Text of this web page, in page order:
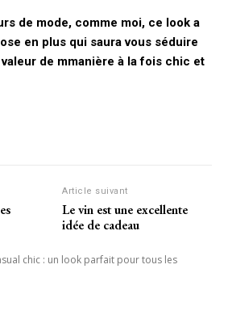
de mode, comme moi, ce look a
en plus qui saura vous séduire
de mmanière à la fois chic et
Article suivant
Le vin est une excellente
idée de cadeau
chic : un look parfait pour tous les